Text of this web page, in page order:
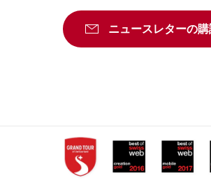
ニュースレターの
Awards